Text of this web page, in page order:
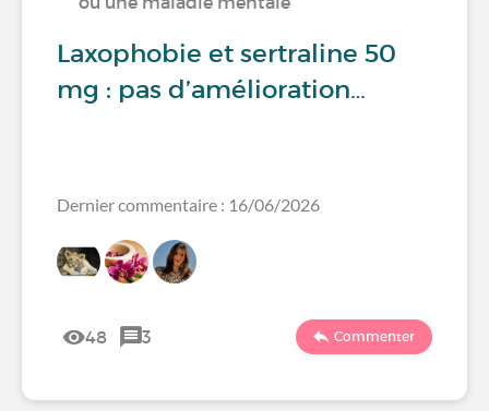
Laxophobie et sertraline 50
mg : pas d’amélioration…
Dernier commentaire : 16/06/2026
48 3 Commenter